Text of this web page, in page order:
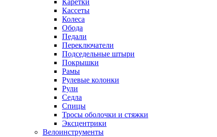
Каретки
Кассеты
Колеса
Обода
Педали
Переключатели
Подседельные штыри
Покрышки
Рамы
Рулевые колонки
Рули
Седла
Спицы
Тросы оболочки и стяжки
Эксцентрики
Велоинструменты